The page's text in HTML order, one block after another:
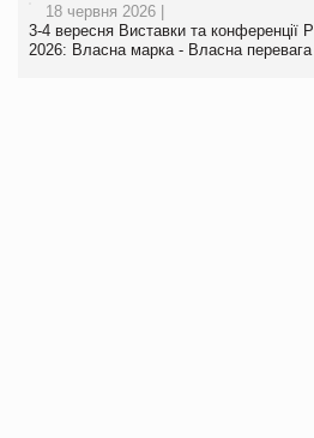
18 червня 2026 |
3-4 вересня Виставки та конференції
2026: Власна марка - Власна перевага